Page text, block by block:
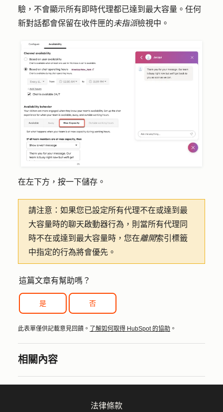
驗，不會顯示所有即時代理都已達到最大容量。任何
新對話都會保留在收件匣的未指派檢視中。
在左下方，按一下儲存 。
請注意： 如果您已設定所有代理不在或達到最
大容量時的聊天啟動器行為，則當所有代理同
時不在或達到最大容量時，您在離開索引標籤
中指定的行為將會優先。
這篇文章有幫助嗎？
是 否
此表單僅供記載意見回饋。 了解如何取得 HubSpot 的協助 。
相關內容
法律條款